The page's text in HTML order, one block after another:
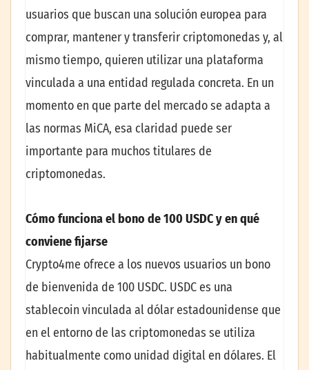
usuarios que buscan una solución europea para
comprar, mantener y transferir criptomonedas y, al
mismo tiempo, quieren utilizar una plataforma
vinculada a una entidad regulada concreta. En un
momento en que parte del mercado se adapta a
las normas MiCA, esa claridad puede ser
importante para muchos titulares de
criptomonedas.
Cómo funciona el bono de 100 USDC y en qué
conviene fijarse
Crypto4me ofrece a los nuevos usuarios un bono
de bienvenida de 100 USDC. USDC es una
stablecoin vinculada al dólar estadounidense que
en el entorno de las criptomonedas se utiliza
habitualmente como unidad digital en dólares. El